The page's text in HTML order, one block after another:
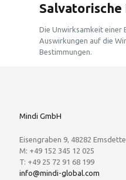
Salvatorische
Die Unwirksamkeit einer
Auswirkungen auf die
Bestimmungen.
Mindi GmbH
Eisengraben 9, 48282
M: +49 152 345 12 025
T: +49 25 72 91 68 199
info@mindi-global.com